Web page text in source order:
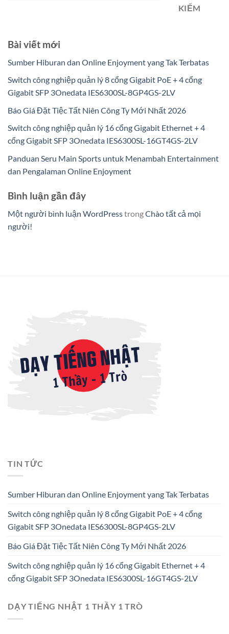
KIẾM
Bài viết mới
Sumber Hiburan dan Online Enjoyment yang Tak Terbatas
Switch công nghiệp quản lý 8 cổng Gigabit PoE + 4 cổng
Gigabit SFP 3Onedata IES6300SL-8GP4GS-2LV
Báo Giá Đặt Tiệc Tất Niên Công Ty Mới Nhất 2026
Switch công nghiệp quản lý 16 cổng Gigabit Ethernet + 4
cổng Gigabit SFP 3Onedata IES6300SL-16GT4GS-2LV
Panduan Seru Main Sports untuk Menambah Entertainment
dan Pengalaman Online Enjoyment
Bình luận gần đây
Một người bình luận WordPresstrongChào tất cả mọi
người!
TIN TỨC
Sumber Hiburan dan Online Enjoyment yang Tak Terbatas
Switch công nghiệp quản lý 8 cổng Gigabit PoE + 4 cổng
Gigabit SFP 3Onedata IES6300SL-8GP4GS-2LV
Báo Giá Đặt Tiệc Tất Niên Công Ty Mới Nhất 2026
Switch công nghiệp quản lý 16 cổng Gigabit Ethernet + 4
cổng Gigabit SFP 3Onedata IES6300SL-16GT4GS-2LV
DẠY TIẾNG NHẬT 1 THẦY 1 TRÒ